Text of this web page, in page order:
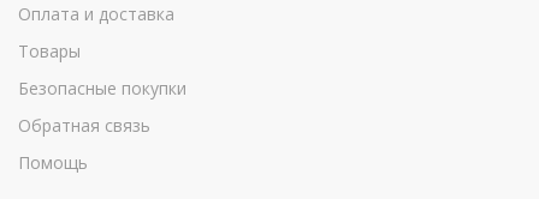
Оплата и доставка
Товары
Безопасные покупки
Обратная связь
Помощь